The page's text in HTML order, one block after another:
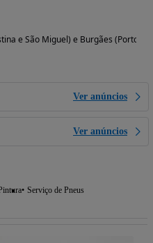
e São Miguel) e Burgães (Porto)
Ver anúncios
Ver anúncios
Serviço de Pneus